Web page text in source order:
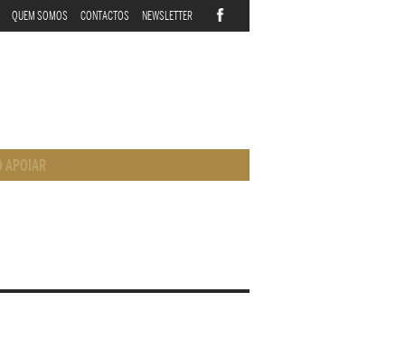
QUEM SOMOS CONTACTOS NEWSLETTER
APOIAR